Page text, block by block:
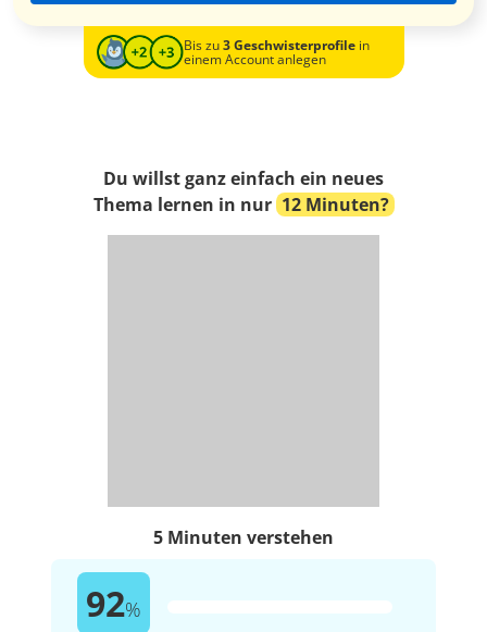
Bis zu3 Geschwisterprofilein
einem Account anlegen
Du willst ganz einfach ein neues
Thema lernen in nur 12 Minuten?
5 Minuten verstehen
92%